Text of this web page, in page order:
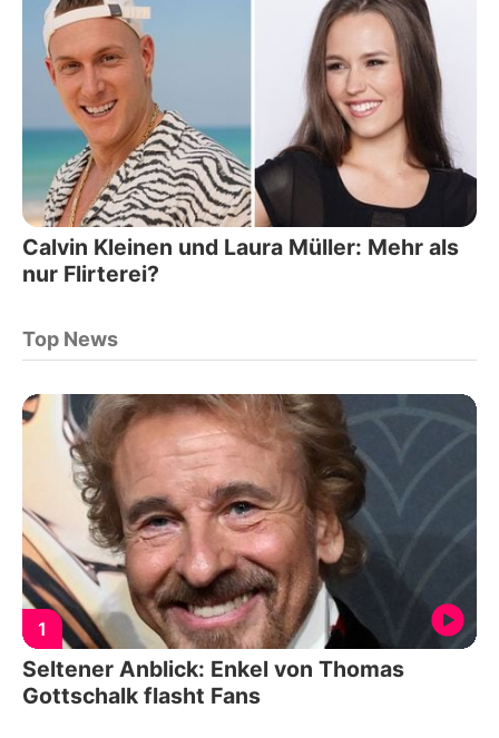
Calvin Kleinen und Laura Müller: Mehr als
nur Flirterei?
Top News
1
Seltener Anblick: Enkel von Thomas
Gottschalk flasht Fans